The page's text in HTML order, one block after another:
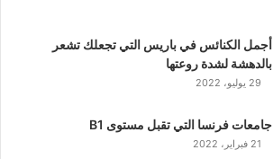
أجمل الكنائس في باريس التي تجعلك تشعر
بالدهشة لشدة روعتها
29 يوليو، 2022
جامعات فرنسا التي تقبل مستوى B1
21 فبراير، 2022